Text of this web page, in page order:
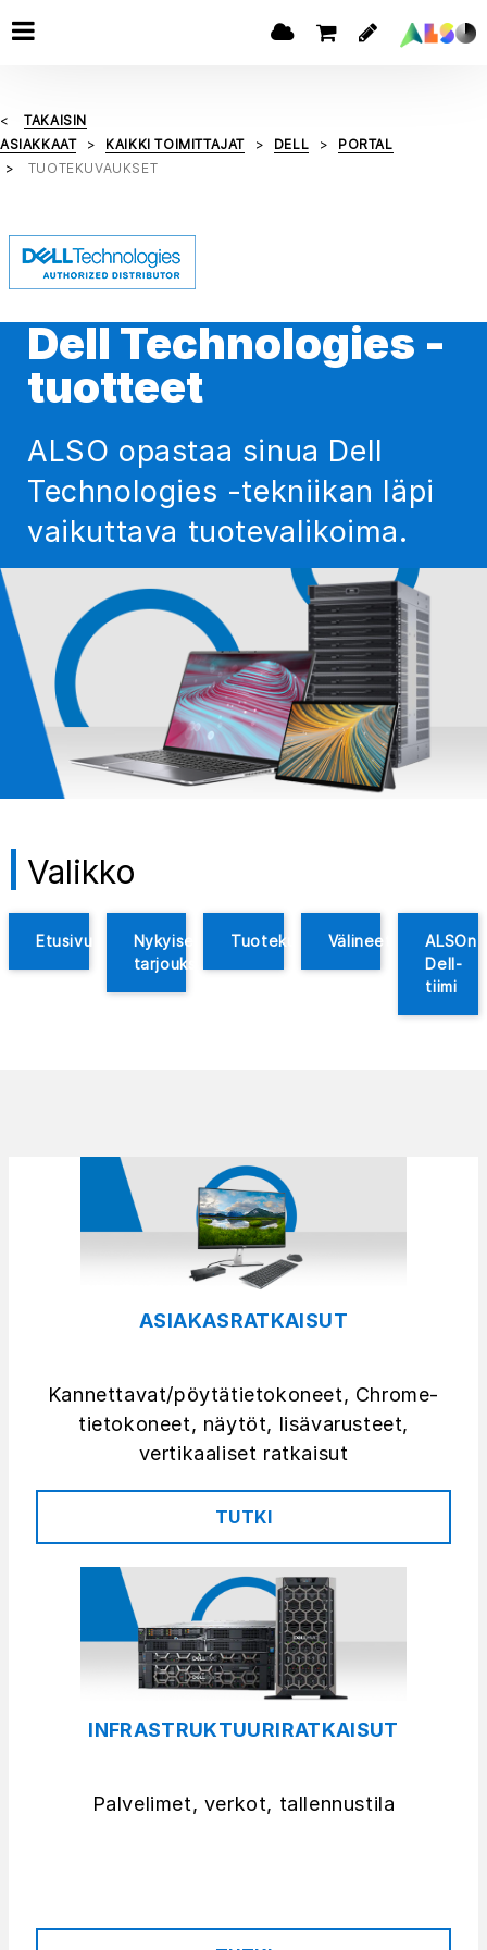
TAKAISIN
ASIAKKAAT
KAIKKI TOIMITTAJAT DELL
PORTAL
TUOTEKUVAUKSET
Dell Technologies -
tuotteet
ALSO opastaa sinua Dell
Technologies -tekniikan läpi
vaikuttava tuotevalikoima.
Valikko
Etusivu
Nykyiset
tarjoukset
Tuotekuvaukset
Välineet
ALSOn
Dell-
tiimi
ASIAKASRATKAISUT
Kannettavat/pöytätietokoneet, Chrome-
tietokoneet, näytöt, lisävarusteet,
vertikaaliset ratkaisut
TUTKI
INFRASTRUKTUURIRATKAISUT
Palvelimet, verkot, tallennustila